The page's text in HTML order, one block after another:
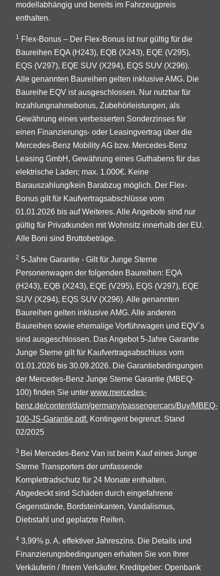
modellabhängig und bereits im Fahrzeugpreis
enthalten.
1 Flex-Bonus – Der Flex-Bonus ist nur gültig für die
Baureihen EQA (H243), EQB (X243), EQE (V295),
EQS (V297), EQE SUV (X294), EQS SUV (X296).
Alle genannten Baureihen gelten inklusive AMG. Die
Baureihe EQV ist ausgeschlossen. Nur nutzbar für
Inzahlungnahmebonus, Zubehörleistungen, als
Gewährung eines verbesserten Sonderzinses für
einen Finanzierungs- oder Leasingvertrag über die
Mercedes-Benz Mobility AG bzw. Mercedes-Benz
Leasing GmbH, Gewährung eines Guthabens für das
elektrische Laden; max. 1.000€. Keine
Barauszahlung/kein Barabzug möglich. Der Flex-
Bonus gilt für Kaufvertragsabschlüsse vom
01.01.2026 bis auf Weiteres. Alle Angebote sind nur
gültig für Privatkunden mit Wohnsitz innerhalb der EU.
Alle Boni sind Bruttobeträge.
2 5-Jahre Garantie - Gilt für Junge Sterne
Personenwagen der folgenden Baureihen: EQA
(H243), EQB (X243), EQE (V295), EQS (V297), EQE
SUV (X294), EQS SUV (X296). Alle genannten
Baureihen gelten inklusive AMG. Alle anderen
Baureihen sowie ehemalige Vorführwagen und EQV´s
sind ausgeschlossen. Das Angebot 5-Jahre Garantie
Junge Sterne gilt für Kaufvertragsabschluss vom
01.01.2026 bis 30.09.2026. Die Garantiebedingungen
der Mercedes-Benz Junge Sterne Garantie (MBEQ-
100) finden Sie unter www.mercedes-
benz.de/content/dam/germany/passengercars/Buy/MBEQ-
100-JS-Garantie.pdf. Kontingent begrenzt. Stand
02/2025
3 Bei Mercedes-Benz Van ist beim Kauf eines Junge
Sterne Transporters der umfassende
Komplettradschutz für 24 Monate enthalten.
Abgedeckt sind Schäden durch eingefahrene
Gegenstände, Bordsteinkanten, Vandalismus,
Diebstahl und geplatzte Reifen.
4 3,99% p. A. effektiver Jahreszins. Die Details und
Finanzierungsbedingungen erhalten Sie von Ihrer
Verkäuferin / Ihrem Verkäufer. Kreditgeber: Openbank